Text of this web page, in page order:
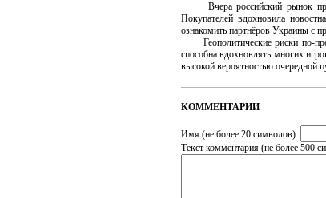
Вчера российский рынок
Покупателей вдохновила
ознакомить партнёров Украины с
Геополитические риски по-
способна вдохновлять многих
высокой вероятностью очередной
КОММЕНТАРИИ
Имя (не более 20 символов):
Текст комментария (не более 500